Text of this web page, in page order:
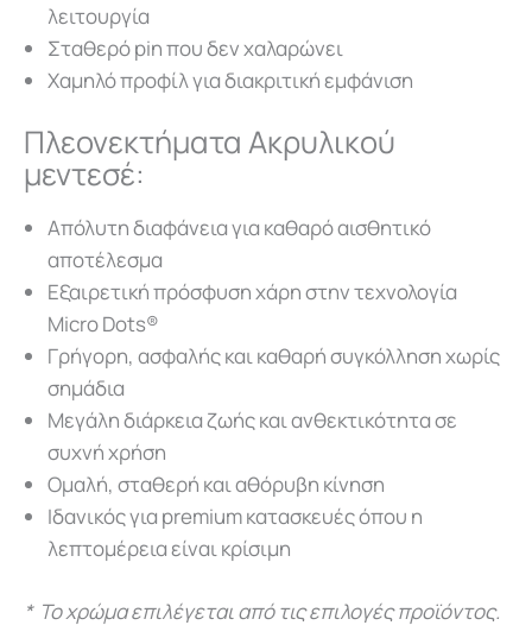
λειτουργία
Σταθερό pin που δεν χαλαρώνει
Χαμηλό προφίλ για διακριτική εμφάνιση
Πλεονεκτήματα Ακρυλικού
μεντεσέ:
Απόλυτη διαφάνεια για καθαρό αισθητικό
αποτέλεσμα
Εξαιρετική πρόσφυση χάρη στην τεχνολογία
Micro Dots®
Γρήγορη, ασφαλής και καθαρή συγκόλληση χωρίς
σημάδια
Μεγάλη διάρκεια ζωής και ανθεκτικότητα σε
συχνή χρήση
Ομαλή, σταθερή και αθόρυβη κίνηση
Ιδανικός για premium κατασκευές όπου η
λεπτομέρεια είναι κρίσιμη
* Το χρώμα επιλέγεται από τις επιλογές προϊόντος.